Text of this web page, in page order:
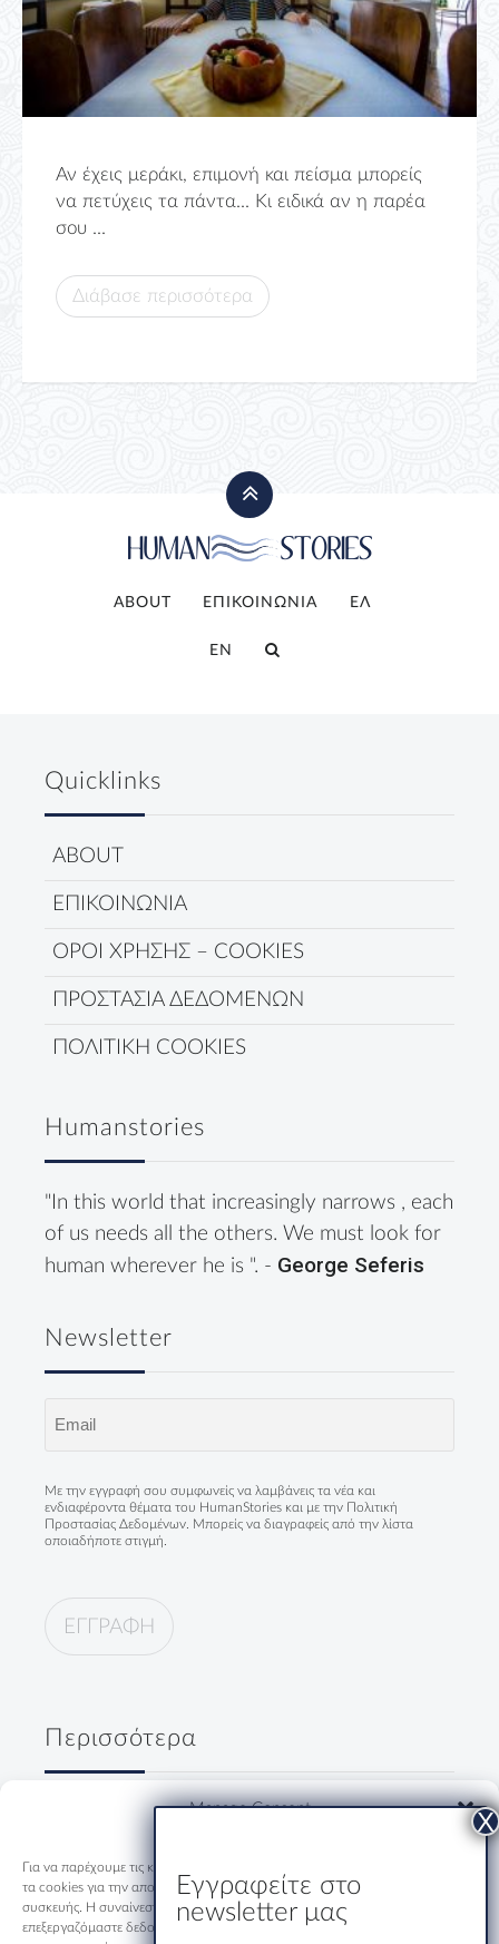
Manage Consent
Για να παρέχουμε τις καλύτερες εμπειρίες, χρησιμοποιούμε τεχνολογίες όπως
τα cookies για την αποθήκευση ή/και την πρόσβαση σε πληροφορίες
συσκευής. Η συναίνεση σε αυτές τις τεχνολογίες θα μας επιτρέψει να
επεξεργαζόμαστε δεδομένα όπως η συμπεριφορά περιήγησης ή μοναδικά
Αν έχεις μεράκι, επιμονή και πείσμα μπορείς
να πετύχεις τα πάντα... Κι ειδικά αν η παρέα
σου ...
Διάβασε περισσότερα
ABOUT ΕΠΙΚΟΙΝΩΝΙΑ ΕΛ
EN
Quicklinks
ABOUT
ΕΠΙΚΟΙΝΩΝΙΑ
ΟΡΟΙ ΧΡΗΣΗΣ – COOKIES
ΠΡΟΣΤΑΣΙΑ ΔΕΔΟΜΕΝΩΝ
ΠΟΛΙΤΙΚΗ COOKIES
Humanstories
"In this world that increasingly narrows , each
of us needs all the others. We must look for
human wherever he is ". - George Seferis
Newsletter
Με την εγγραφή σου συμφωνείς να λαμβάνεις τα νέα και
ενδιαφέροντα θέματα του HumanStories και με την Πολιτική
Προστασίας Δεδομένων . Μπορείς να διαγραφείς από την λίστα
οποιαδήποτε στιγμή.
Περισσότερα
Δύο κύριοι, ένα ουζάκι και μία
Εστιατόριο-Ξενώνας Μακριδης
Εγγραφείτε στο
newsletter μας